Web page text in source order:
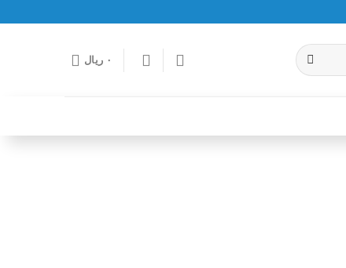
۰ ریال